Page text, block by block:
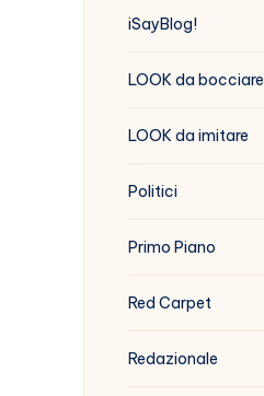
iSayBlog!
LOOK da bocciare
LOOK da imitare
Politici
Primo Piano
Red Carpet
Redazionale